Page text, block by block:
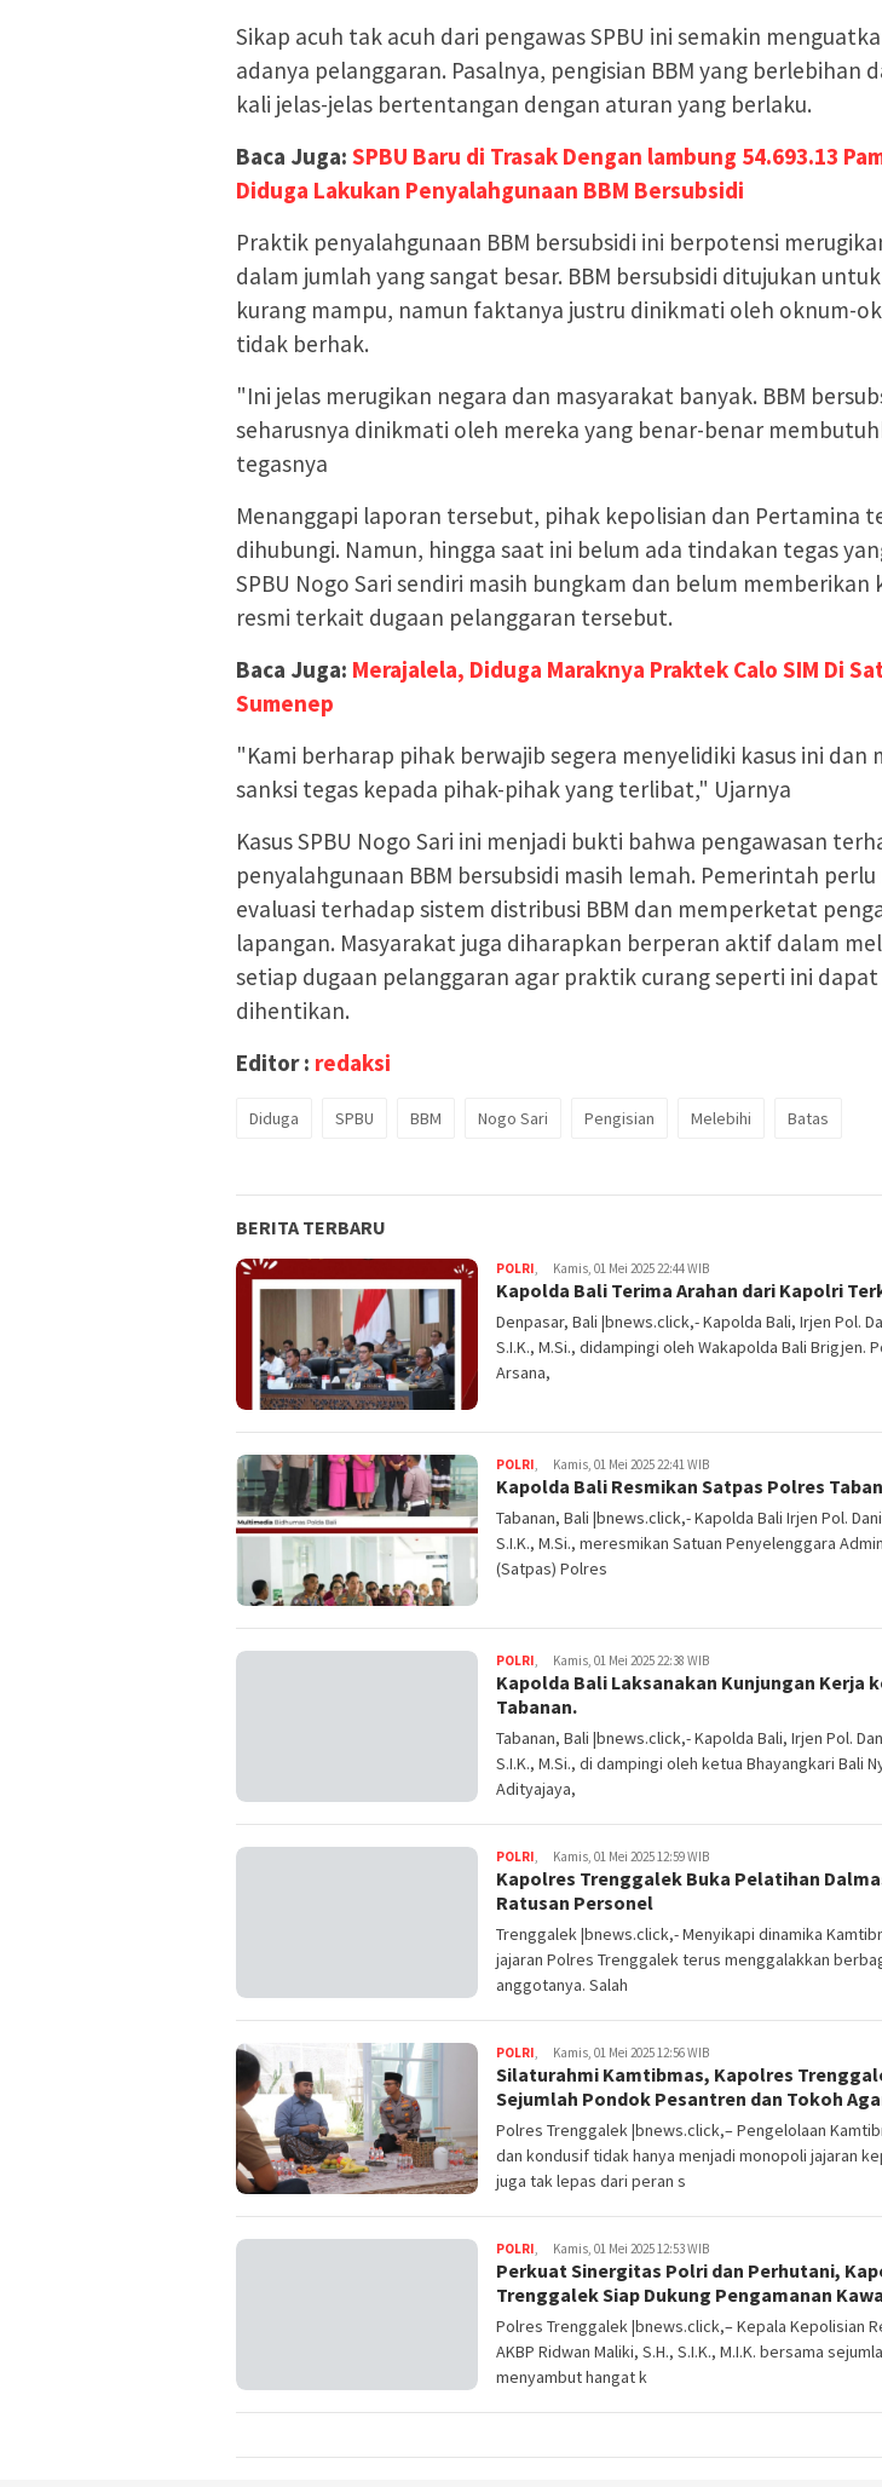
Sikap acuh tak acuh dari pengawas SPBU ini semakin
adanya pelanggaran. Pasalnya, pengisian BBM yang berlebihan
kali jelas-jelas bertentangan dengan aturan yang berlaku.
Baca Juga: SPBU Baru di Trasak Dengan lambung 54.693.13
Diduga Lakukan Penyalahgunaan BBM Bersubsidi
Praktik penyalahgunaan BBM bersubsidi ini berpotensi
dalam jumlah yang sangat besar. BBM bersubsidi ditujukan
kurang mampu, namun faktanya justru dinikmati oleh oknum-
tidak berhak.
"Ini jelas merugikan negara dan masyarakat banyak. BBM
seharusnya dinikmati oleh mereka yang benar-benar
tegasnya
Menanggapi laporan tersebut, pihak kepolisian dan Pertamina
dihubungi. Namun, hingga saat ini belum ada tindakan tegas
SPBU Nogo Sari sendiri masih bungkam dan belum memberikan
resmi terkait dugaan pelanggaran tersebut.
Baca Juga: Merajalela, Diduga Maraknya Praktek Calo SIM Di
Sumenep
"Kami berharap pihak berwajib segera menyelidiki kasus ini dan
sanksi tegas kepada pihak-pihak yang terlibat," Ujarnya
Kasus SPBU Nogo Sari ini menjadi bukti bahwa pengawasan
penyalahgunaan BBM bersubsidi masih lemah. Pemerintah
evaluasi terhadap sistem distribusi BBM dan memperketat
lapangan. Masyarakat juga diharapkan berperan aktif dalam
setiap dugaan pelanggaran agar praktik curang seperti ini dapat
dihentikan.
Editor : redaksi
Diduga SPBU BBM Nogo Sari Pengisian Melebihi Batas
BERITA TERBARU
POLRI, Kamis, 01 Mei 2025 22:44 WIB
Kapolda Bali Terima Arahan dari Kapolri
Denpasar, Bali |bnews.click,- Kapolda Bali, Irjen Pol.
S.I.K., M.Si., didampingi oleh Wakapolda Bali Brigjen.
Arsana,
POLRI, Kamis, 01 Mei 2025 22:41 WIB
Kapolda Bali Resmikan Satpas Polres
Tabanan, Bali |bnews.click,- Kapolda Bali Irjen Pol.
S.I.K., M.Si., meresmikan Satuan Penyelenggara
(Satpas) Polres
POLRI, Kamis, 01 Mei 2025 22:38 WIB
Kapolda Bali Laksanakan Kunjungan Kerja
Tabanan.
Tabanan, Bali |bnews.click,- Kapolda Bali, Irjen Pol.
S.I.K., M.Si., di dampingi oleh ketua Bhayangkari Bali
Adityajaya,
POLRI, Kamis, 01 Mei 2025 12:59 WIB
Kapolres Trenggalek Buka Pelatihan
Ratusan Personel
Trenggalek |bnews.click,- Menyikapi dinamika
jajaran Polres Trenggalek terus menggalakkan
anggotanya. Salah
POLRI, Kamis, 01 Mei 2025 12:56 WIB
Silaturahmi Kamtibmas, Kapolres
Sejumlah Pondok Pesantren dan Tokoh
Polres Trenggalek |bnews.click,– Pengelolaan
dan kondusif tidak hanya menjadi monopoli jajaran
juga tak lepas dari peran s
POLRI, Kamis, 01 Mei 2025 12:53 WIB
Perkuat Sinergitas Polri dan Perhutani,
Trenggalek Siap Dukung Pengamanan
Polres Trenggalek |bnews.click,– Kepala Kepolisian
AKBP Ridwan Maliki, S.H., S.I.K., M.I.K. bersama
menyambut hangat k